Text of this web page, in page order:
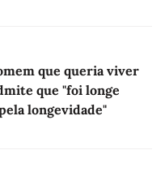
que queria viver
que "foi longe
longevidade"